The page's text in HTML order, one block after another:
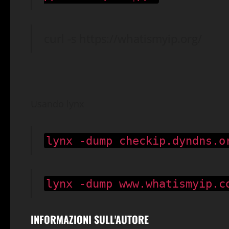
lynx -dump
lynx -dump
INFORMAZIONI SULL'AUTORE